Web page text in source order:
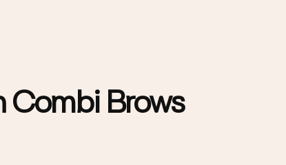
Combi Brows